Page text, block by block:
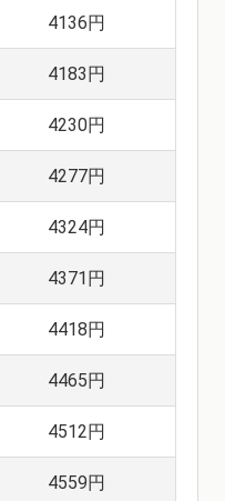
4136円
4183円
4230円
4277円
4324円
4371円
4418円
4465円
4512円
4559円